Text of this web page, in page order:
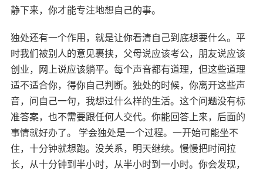
静下来，你才能专注地想自己的事。
独处还有一个作用，就是让你看清自己到底想要什么。平
时我们被别人的意见裹挟，父母说应该考公，朋友说应该
创业，网上说应该躺平。每个声音都有道理，但这些道理
适不适合你，得你自己判断。独处的时候，你离开这些声
音，问自己一句，我想过什么样的生活。这个问题没有标
准答案，也不需要跟任何人交代。你能回答上来，后面的
事情就好办了。 学会独处是一个过程。一开始可能坐不
住，十分钟就想跑。没关系，明天继续。慢慢把时间拉
长，从十分钟到半小时，从半小时到一小时。你会发现，